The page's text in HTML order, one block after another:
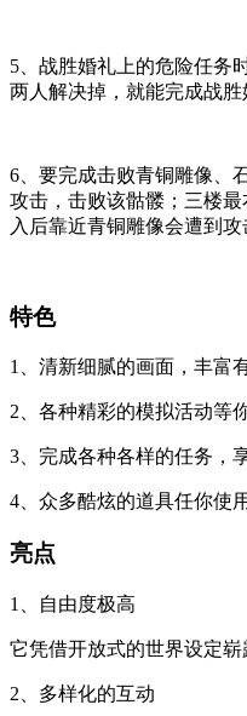
5、战胜婚礼上的危险任务
两人解决掉，就能完成战胜
6、要完成击败青铜雕像、
攻击，击败该骷髅；三楼
入后靠近青铜雕像会遭到
特色
1、清新细腻的画面，丰富
2、各种精彩的模拟活动等
3、完成各种各样的任务，
4、众多酷炫的道具任你使
亮点
1、自由度极高
它凭借开放式的世界设定
2、多样化的互动